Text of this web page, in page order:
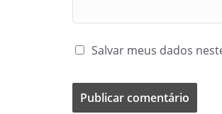
Salvar meus dados